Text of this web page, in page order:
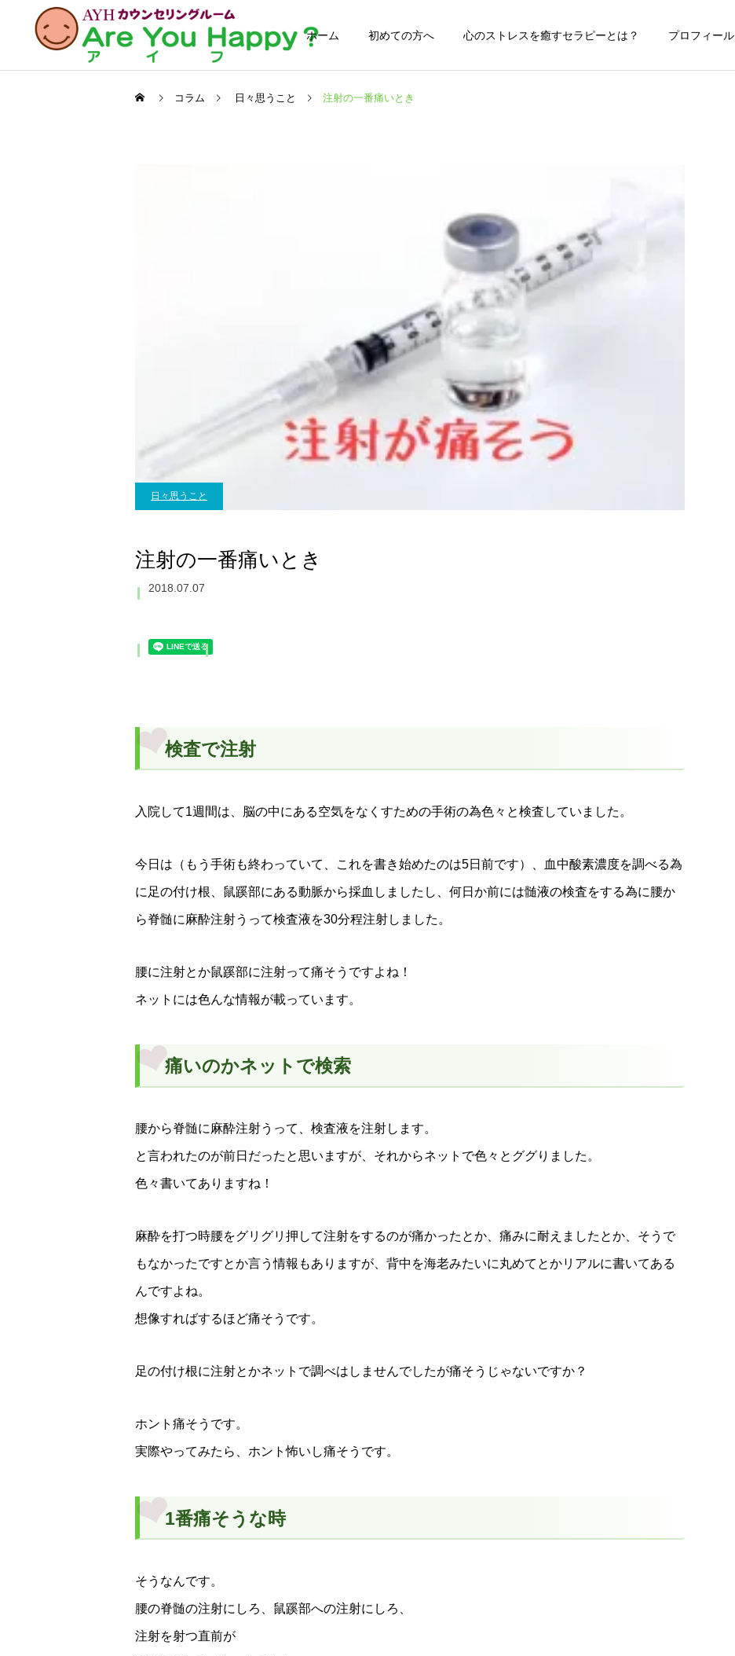
ホーム 初めての方へ 心のストレスを癒すセラピーとは？ プロフィール
コラム 日々思うこと 注射の一番痛いとき
日々思うこと
注射の一番痛いとき
2018.07.07
検査で注射
入院して1週間は、脳の中にある空気をなくすための手術の為色々と検査していました。
今日は（もう手術も終わっていて、これを書き始めたのは5日前です）、血中酸素濃度を調べる為
に足の付け根、鼠蹊部にある動脈から採血しましたし、何日か前には髄液の検査をする為に腰か
ら脊髄に麻酔注射うって検査液を30分程注射しました。
腰に注射とか鼠蹊部に注射って痛そうですよね！
ネットには色んな情報が載っています。
痛いのかネットで検索
腰から脊髄に麻酔注射うって、検査液を注射します。
と言われたのが前日だったと思いますが、それからネットで色々とググりました。
色々書いてありますね！
麻酔を打つ時腰をグリグリ押して注射をするのが痛かったとか、痛みに耐えましたとか、そうで
もなかったですとか言う情報もありますが、背中を海老みたいに丸めてとかリアルに書いてある
んですよね。
想像すればするほど痛そうです。
足の付け根に注射とかネットで調べはしませんでしたが痛そうじゃないですか？
ホント痛そうです。
実際やってみたら、ホント怖いし痛そうです。
1番痛そうな時
そうなんです。
腰の脊髄の注射にしろ、鼠蹊部への注射にしろ、
注射を射つ直前が